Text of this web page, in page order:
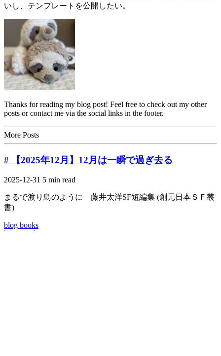
いし、テンプレートを公開したい。
Thanks for reading my blog post! Feel free to check out my other
posts or contact me via the social links in the footer.
More Posts
# 【2025年12月】12月は一瞬で過ぎ去る
2025-12-31 5 min read
まるで渡り鳥のように 藤井太洋SF短編集 (創元日本ＳＦ叢
書)
blog books